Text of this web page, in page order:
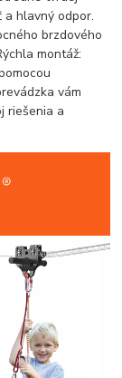
a hlavný odpor.
brzdového
montáž:
vám
riešenia a